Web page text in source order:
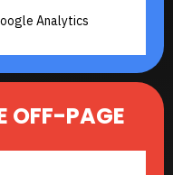
Analytics
OFF-PAGE